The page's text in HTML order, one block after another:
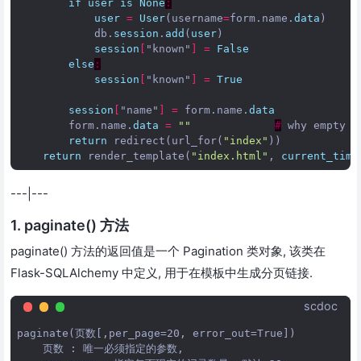
if
user is None :
user = User( username=form . name . data )
db . session . add ( user )
session
"known" = False
else :
session
"known" = True
session "name" = form . name . data
form . name . data = "" # why empty
return
redirect ( url_for( "index" ))
return
render_template ( "index.html" , current_time
---|---
1. paginate() 方法
paginate() 方法的返回值是一个 Pagination 类对象, 该类在
Flask-SQLAlchemy 中定义, 用于在模板中生成分页链接.
scdoc
paginate(页数[,per_page=20, error_out=True])
    页数 : 唯一必须指定的参数,